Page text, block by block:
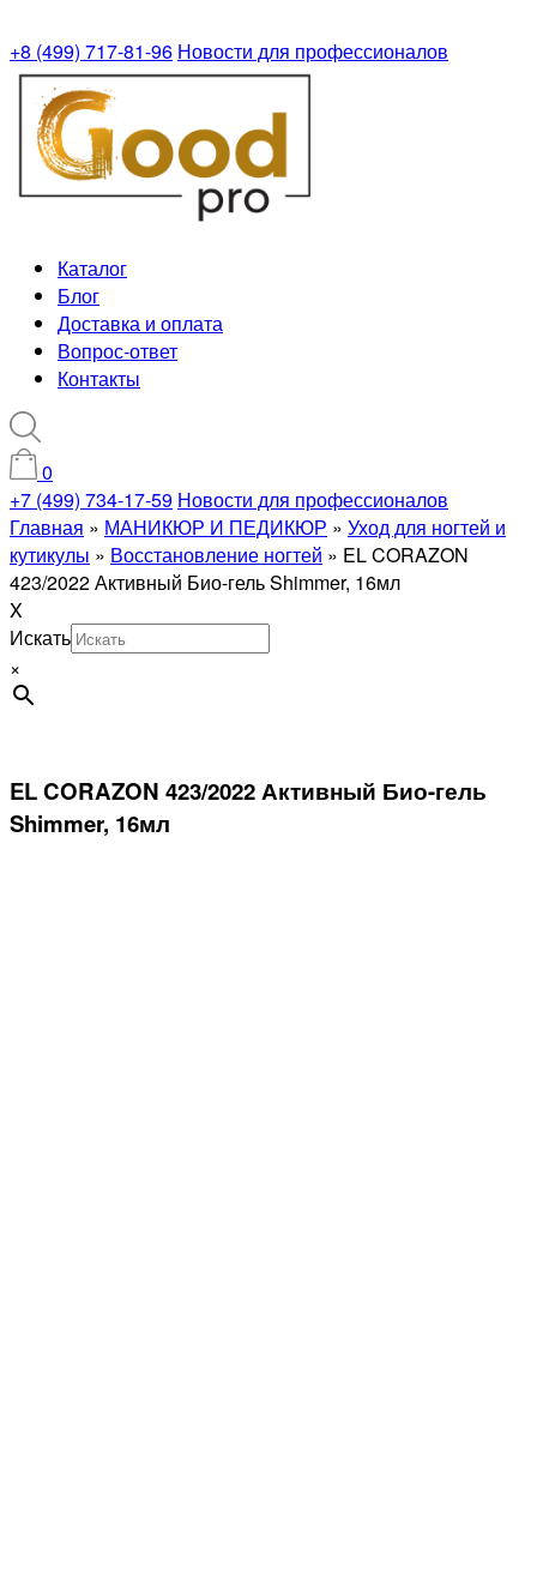
+8 (499) 717-81-96 Новости для профессионалов
Каталог
Блог
Доставка и оплата
Вопрос-ответ
Контакты
0
+7 (499) 734-17-59 Новости для профессионалов
Главная » МАНИКЮР И ПЕДИКЮР » Уход для ногтей и
кутикулы » Восстановление ногтей » EL CORAZON
423/2022 Активный Био-гель Shimmer, 16мл
X
Искать
×
EL CORAZON 423/2022 Активный Био-гель
Shimmer, 16мл